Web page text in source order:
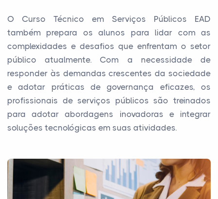
O Curso Técnico em Serviços Públicos EAD
também prepara os alunos para lidar com as
complexidades e desafios que enfrentam o setor
público atualmente. Com a necessidade de
responder às demandas crescentes da sociedade
e adotar práticas de governança eficazes, os
profissionais de serviços públicos são treinados
para adotar abordagens inovadoras e integrar
soluções tecnológicas em suas atividades.